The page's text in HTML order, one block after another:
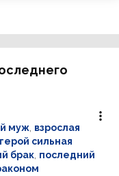
муж взрослая
сильная
брак последний